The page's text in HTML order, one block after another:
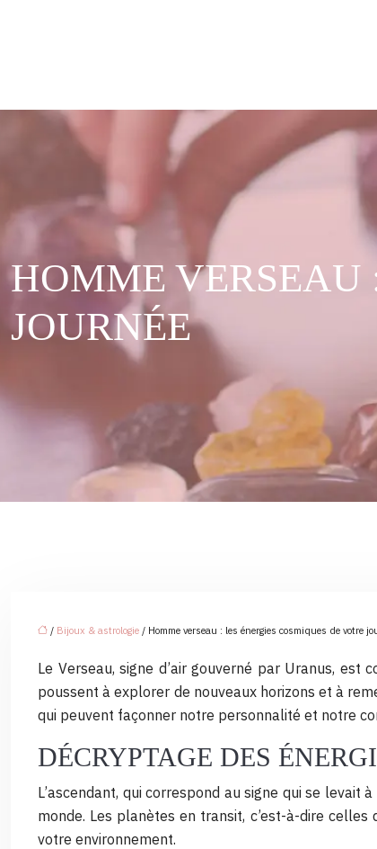
HOMME VERSEAU
JOURNÉE
/ Bijoux & astrologie / Homme verseau : les énergies cosmiques de votre
Le Verseau, signe d’air gouverné par Uranus,
poussent à explorer de nouveaux horizons et à
qui peuvent façonner notre personnalité et notre
DÉCRYPTAGE DES
L’ascendant, qui correspond au signe qui se
monde. Les planètes en transit, c’est-à-dire
votre environnement.